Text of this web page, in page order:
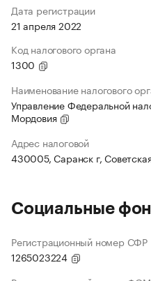
Дата регистрации
21 апреля 2022
Код налогового органа
1300
Наименование налогового
Управление Федеральной
Мордовия
Адрес налоговой
430005, Саранск г,
Социальные
Регистрационный номер СФР
1265023224